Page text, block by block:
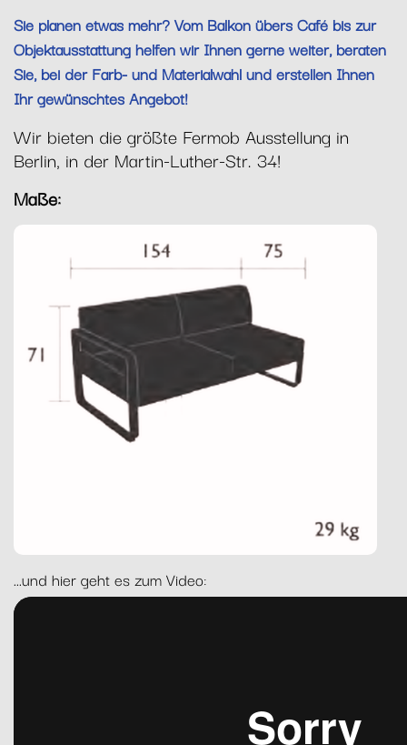
Sie planen etwas mehr? Vom Balkon übers Café bis zur
Objektausstattung helfen wir Ihnen gerne weiter, beraten
Sie, bei der Farb- und Materialwahl und erstellen Ihnen
Ihr gewünschtes Angebot!
Wir bieten die größte Fermob Ausstellung in
Berlin, in der Martin-Luther-Str. 34!
Maße:
...und hier geht es zum Video: